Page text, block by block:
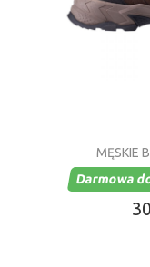
MĘSKIE
Darmowa